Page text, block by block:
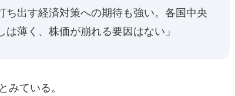
ち出す経済対策への期待も強い。各国中央
薄く、株価が崩れる要因はない」
みている。